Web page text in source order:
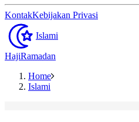
KontakKebijakan Privasi
Islami
HajiRamadan
Home
Islami